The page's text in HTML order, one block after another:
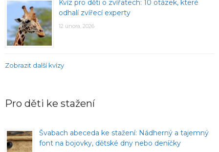
Kvíz pro děti o zvířatech: 10 otázek, které
odhalí zvířecí experty
12 února, 2026
Zobrazit další kvízy
Pro děti ke stažení
Švabach abeceda ke stažení: Nádherný a tajemný
font na bojovky, dětské dny nebo deníčky